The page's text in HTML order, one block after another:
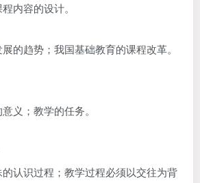
内容的设计。
的趋势；我国基础教育的课程改革。
义；教学的任务。
认识过程；教学过程必须以交往为背